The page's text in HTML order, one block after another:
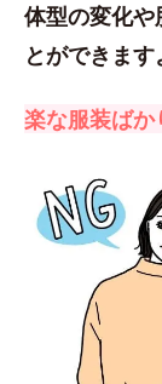
体型の変化や
とができます
楽な服装ばか